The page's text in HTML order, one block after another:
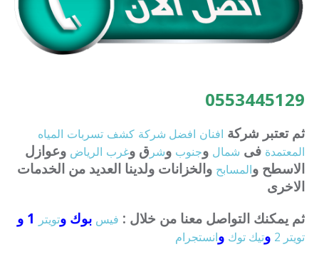
0553445129
ثم تعتبر شركة افنان افضل شركة كشف تسربات المياه
المعتمدة فى شمال وجنوب وشر ق وغرب الرياض وعوازل
الاسطح والمسابح والخزانات ولدينا العديد من الخدمات
الاخرى
ثم يمكنك التواصل معنا من خلال : فيس بوك وتويتر
تويتر 2 وتيك توك وانستجرام